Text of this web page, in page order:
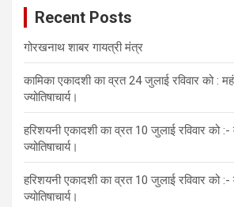
Recent Posts
गोरखनाथ शाबर गायत्री मंत्र
कामिका एकादशी का व्रत 24 जुलाई रविवार को :
ज्योतिषाचार्य।
हरिशयनी एकादशी का व्रत 10 जुलाई रविवार को :-
ज्योतिषाचार्य।
हरिशयनी एकादशी का व्रत 10 जुलाई रविवार को :-
ज्योतिषाचार्य।